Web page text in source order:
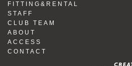
FITTING&RENTAL
STAFF
CLUB TEAM
ABOUT
ACCESS
CONTACT